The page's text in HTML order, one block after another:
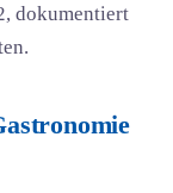
dokumentiert